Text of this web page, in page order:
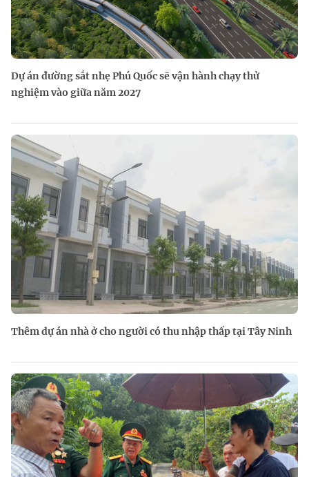
Dự án đường sắt nhẹ Phú Quốc sẽ vận hành chạy thử
nghiệm vào giữa năm 2027
Thêm dự án nhà ở cho người có thu nhập thấp tại Tây Ninh